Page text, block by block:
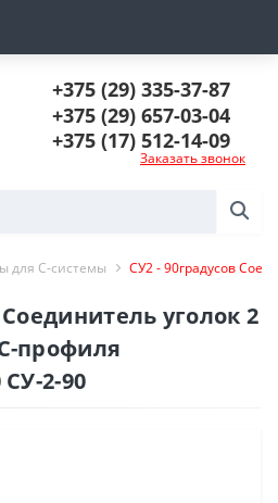
+375 (29) 335-37-87
+375 (29) 657-03-04
+375 (17) 512-14-09
Заказать звонок
для С-системы СУ2 - 90градусов
уголок 2
профиля
2-90